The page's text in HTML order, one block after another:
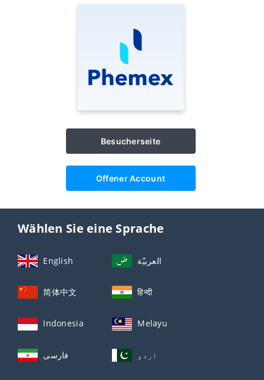
Besucherseite
Offener Account
Wählen Sie eine Sprache
English العربيّة
简体中文 हिन्दी
Indonesia Melayu
فارسی اردو